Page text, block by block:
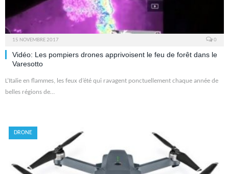
15 NOVEMBRE 2017 0
Vidéo: Les pompiers drones apprivoisent le feu de forêt dans le
Varesotto
L’Italie en flammes, les feux d’été qui ravagent ponctuellement chaque année de
belles régions de…
DRONE